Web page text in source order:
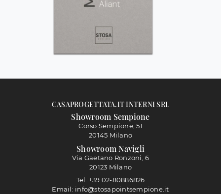
CASAPROGETTATA.IT INTERNI SRL
Showroom Sempione
Corso Sempione, 51
20145 Milano
Showroom Navigli
Via Gaetano Ronzoni, 6
20123 Milano
Tel: +39 02-80886826
Email: info@stosapointsempione.it